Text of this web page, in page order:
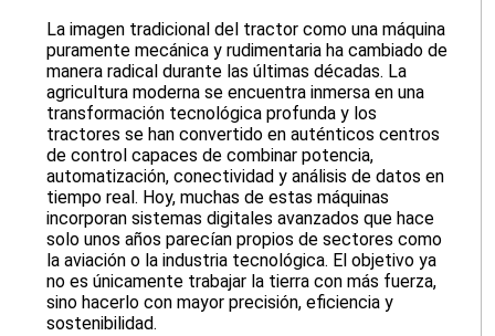
La imagen tradicional del tractor como una máquina
puramente mecánica y rudimentaria ha cambiado de
manera radical durante las últimas décadas. La
agricultura moderna se encuentra inmersa en una
transformación tecnológica profunda y los
tractores se han convertido en auténticos centros
de control capaces de combinar potencia,
automatización, conectividad y análisis de datos en
tiempo real. Hoy, muchas de estas máquinas
incorporan sistemas digitales avanzados que hace
solo unos años parecían propios de sectores como
la aviación o la industria tecnológica. El objetivo ya
no es únicamente trabajar la tierra con más fuerza,
sino hacerlo con mayor precisión, eficiencia y
sostenibilidad.